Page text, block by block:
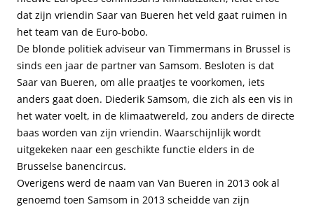
dat zijn vriendin Saar van Bueren het veld gaat ruimen in
het team van de Euro-bobo.
De blonde politiek adviseur van Timmermans in Brussel is
sinds een jaar de partner van Samsom. Besloten is dat
Saar van Bueren, om alle praatjes te voorkomen, iets
anders gaat doen. Diederik Samsom, die zich als een vis in
het water voelt, in de klimaatwereld, zou anders de directe
baas worden van zijn vriendin. Waarschijnlijk wordt
uitgekeken naar een geschikte functie elders in de
Brusselse banencircus.
Overigens werd de naam van Van Bueren in 2013 ook al
genoemd toen Samsom in 2013 scheidde van zijn